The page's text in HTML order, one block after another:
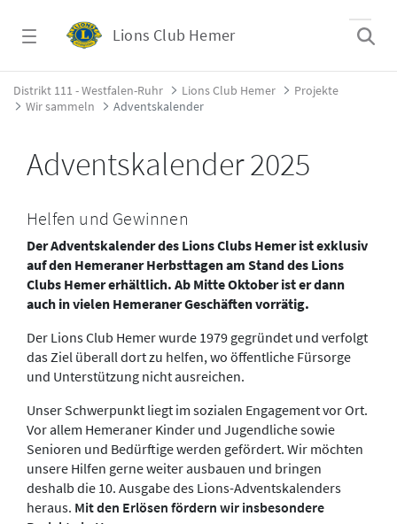
Lions Club Hemer
Adventskalender - Lions Club Hemer
Distrikt 111 - Westfalen-Ruhr Lions Club Hemer
Projekte
Wir sammeln
Adventskalender
Adventskalender 2025
Helfen und Gewinnen
Der Adventskalender des Lions Clubs Hemer ist exklusiv
auf den Hemeraner Herbsttagen am Stand des Lions
Clubs Hemer erhältlich. Ab Mitte Oktober ist er dann
auch in vielen Hemeraner Geschäften vorrätig.
Der Lions Club Hemer wurde 1979 gegründet und verfolgt
das Ziel überall dort zu helfen, wo öffentliche Fürsorge
und Unterstützung nicht ausreichen.
Unser Schwerpunkt liegt im sozialen Engagement vor Ort.
Vor allem Hemeraner Kinder und Jugendliche sowie
Senioren und Bedürftige werden gefördert. Wir möchten
unsere Hilfen gerne weiter ausbauen und bringen
deshalb die 10. Ausgabe des Lions-Adventskalenders
heraus. Mit den Erlösen fördern wir insbesondere